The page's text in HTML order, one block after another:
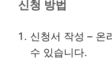
신청 방법
신청서 작성 – 온
수 있습니다.